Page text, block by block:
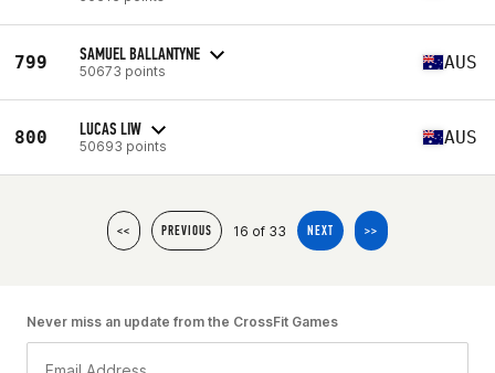
799 SAMUEL BALLANTYNE
50673 points AUS
800 LUCAS LIW
50693 points AUS
<< PREVIOUS 16 of 33 NEXT >>
Never miss an update from the CrossFit Games